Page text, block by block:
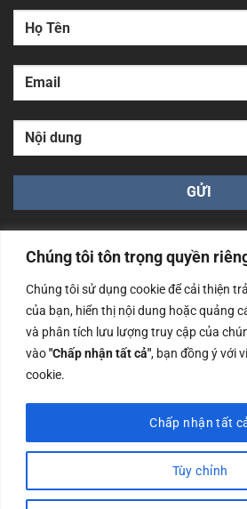
Chúng tôi tôn trọng quyền
Chúng tôi sử dụng cookie để cải thiện
của bạn, hiển thị nội dung hoặc quảng
và phân tích lưu lượng truy cập của
vào"Chấp nhận tất cả", bạn đồng ý với
cookie.
Tùy chỉnh
Chấp nhận tất
Công ty TNHH Nam Bình Xương - Số
cấp ngày 14/06/2019 bởi Sở Kế
Nội
Copyrights @2023 Nam Binh Xuong.